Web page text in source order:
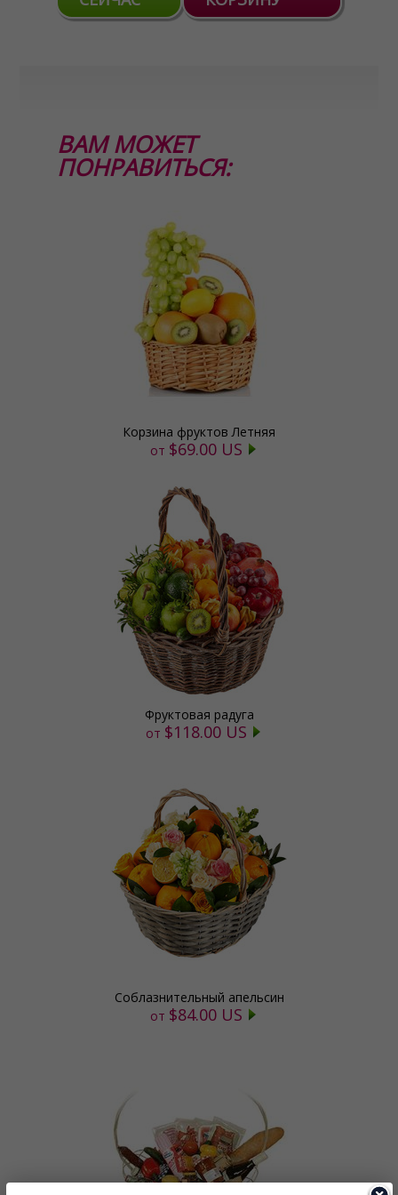
ВАМ МОЖЕТ
ПОНРАВИТЬСЯ:
Корзина фруктов Летняя
от $69.00 US
Фруктовая радуга
от $118.00 US
Соблазнительный апельсин
от $84.00 US